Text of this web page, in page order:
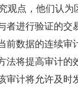
观点，他们认
进行验证的交
数据的连续审
法将提高审计
计将允许及时